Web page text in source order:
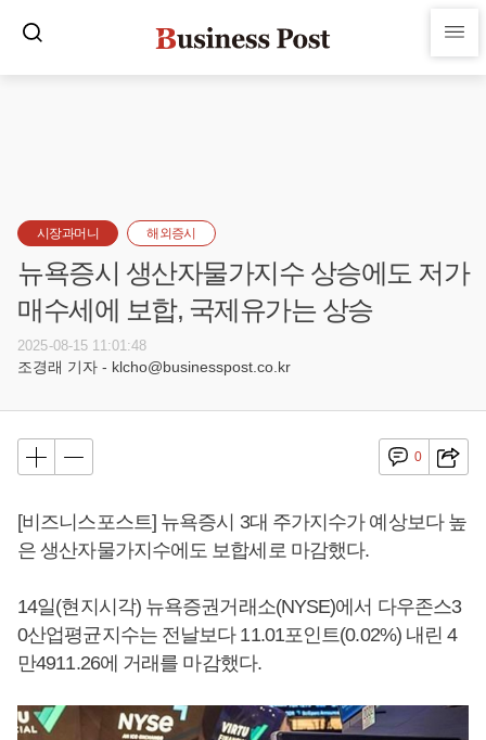
시장과머니 해외증시
뉴욕증시 생산자물가지수 상승에도 저가
매수세에 보합, 국제유가는 상승
2025-08-15 11:01:48
조경래 기자 - klcho@businesspost.co.kr
0
[비즈니스포스트] 뉴욕증시 3대 주가지수가 예상보다 높
은 생산자물가지수에도 보합세로 마감했다.
14일(현지시각) 뉴욕증권거래소(NYSE)에서 다우존스3
0산업평균지수는 전날보다 11.01포인트(0.02%) 내린 4
만4911.26에 거래를 마감했다.